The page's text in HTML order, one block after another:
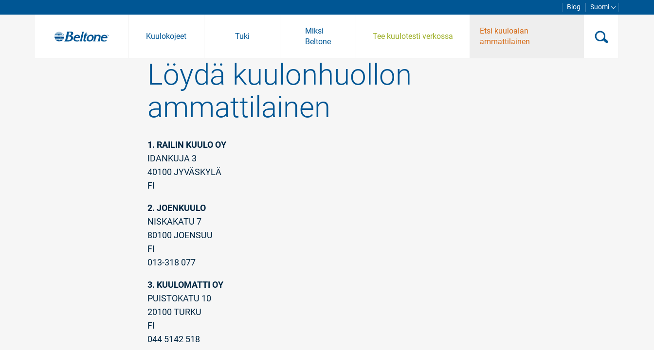
Kuulokojeet
Sovellukset Lisävarusteet
Tuki
Sovellustuki Lisävarusteiden tuki Laitteiden yhteensopivuus
Miksi
Beltone
Palkinnot
Blog Suomi
Tee kuulotesti verkossa
Etsi kuuloalan
ammattilainen
Löydä kuulonhuollon
ammattilainen
1. RAILIN KUULO OY
IDANKUJA 3
40100 JYVÄSKYLÄ
FI
2. JOENKUULO
NISKAKATU 7
80100 JOENSUU
FI
013-318 077
3. KUULOMATTI OY
PUISTOKATU 10
20100 TURKU
FI
044 5142 518